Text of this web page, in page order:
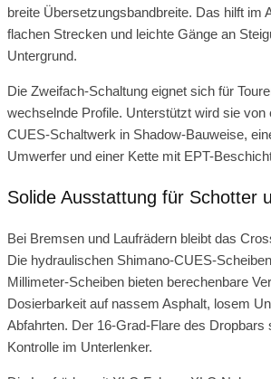
breite Übersetzungsbandbreite. Das hilft im
flachen Strecken und leichte Gänge an
Untergrund.
Die Zweifach-Schaltung eignet sich für
wechselnde Profile. Unterstützt wird sie von
CUES-Schaltwerk in Shadow-Bauweise,
Umwerfer und einer Kette mit EPT-
Solide Ausstattung für Schotter
Bei Bremsen und Laufrädern bleibt das
Die hydraulischen Shimano-CUES-
Millimeter-Scheiben bieten berechenbare
Dosierbarkeit auf nassem Asphalt, losem
Abfahrten. Der 16-Grad-Flare des Dropbars
Kontrolle im Unterlenker.